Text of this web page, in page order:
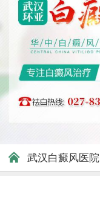
武汉白癜风医院